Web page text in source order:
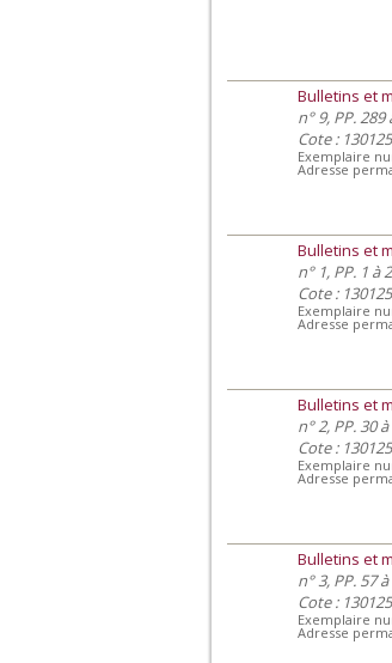
Bulletins et
n° 9, PP.
Cote :
Exemplaire
Adresse
Bulletins et
n° 1, PP. 1 à
Cote :
Exemplaire
Adresse
Bulletins et
n° 2, PP. 30
Cote :
Exemplaire
Adresse
Bulletins et
n° 3, PP. 57
Cote :
Exemplaire
Adresse